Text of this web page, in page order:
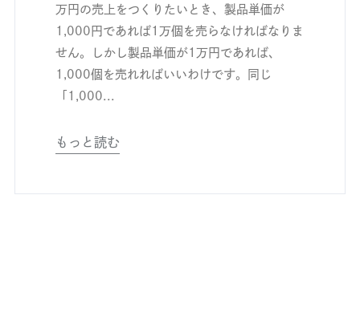
万円の売上をつくりたいとき、製品単価が
1,000円であれば1万個を売らなければなりま
せん。しかし製品単価が1万円であれば、
1,000個を売れればいいわけです。同じ
「1,000...
もっと読む